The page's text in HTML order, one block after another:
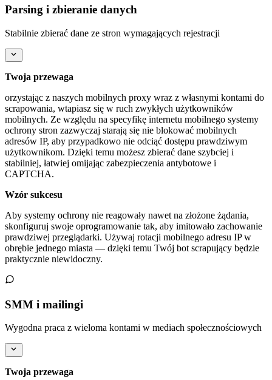
Parsing i zbieranie danych
Stabilnie zbierać dane ze stron wymagających rejestracji
Twoja przewaga
orzystając z naszych mobilnych proxy wraz z własnymi kontami do
scrapowania, wtapiasz się w ruch zwykłych użytkowników
mobilnych. Ze względu na specyfikę internetu mobilnego systemy
ochrony stron zazwyczaj starają się nie blokować mobilnych
adresów IP, aby przypadkowo nie odciąć dostępu prawdziwym
użytkownikom. Dzięki temu możesz zbierać dane szybciej i
stabilniej, łatwiej omijając zabezpieczenia antybotowe i
CAPTCHA.
Wzór sukcesu
Aby systemy ochrony nie reagowały nawet na złożone żądania,
skonfiguruj swoje oprogramowanie tak, aby imitowało zachowanie
prawdziwej przeglądarki. Używaj rotacji mobilnego adresu IP w
obrębie jednego miasta — dzięki temu Twój bot scrapujący będzie
praktycznie niewidoczny.
SMM i mailingi
Wygodna praca z wieloma kontami w mediach społecznościowych
Twoja przewaga